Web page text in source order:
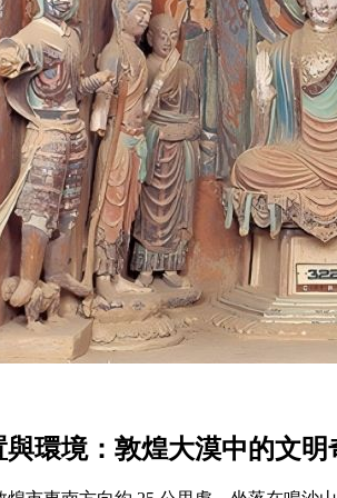
環境：敦煌大漠中的文明